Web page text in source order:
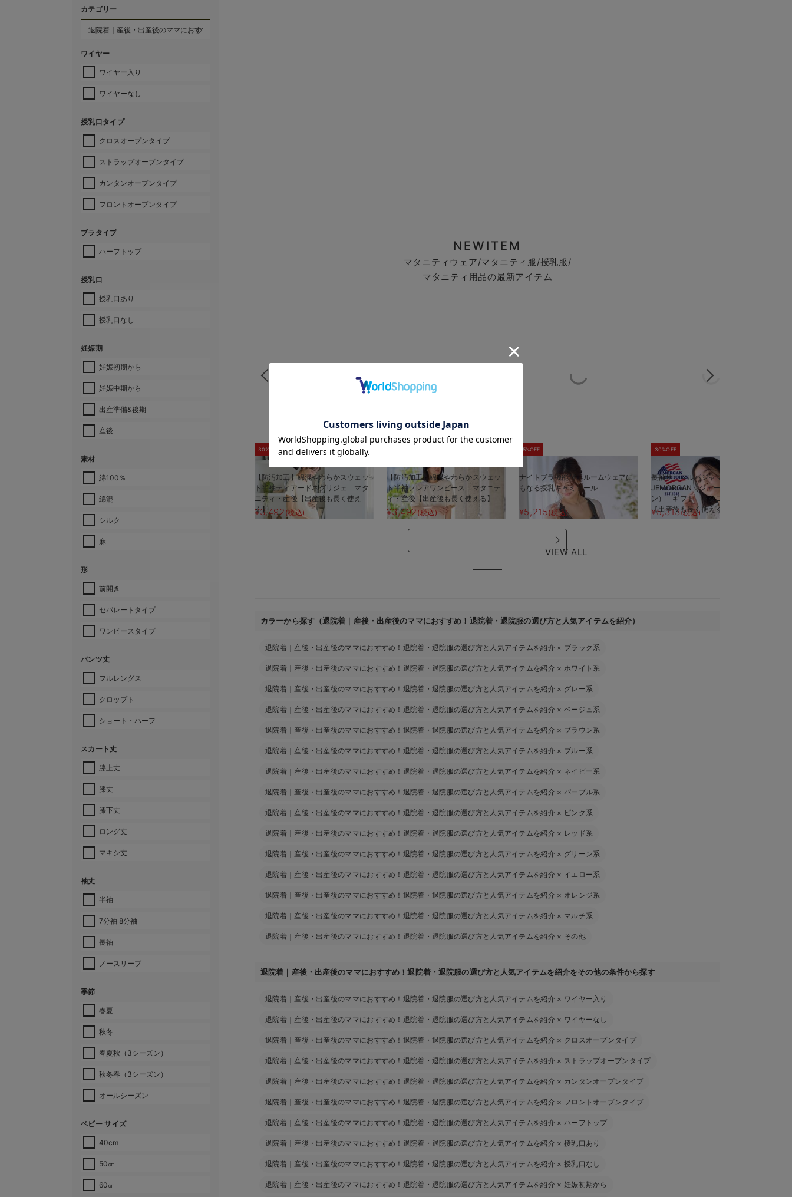
カテゴリー
ワイヤー
ワイヤー入り
ワイヤーなし
授乳口タイプ
クロスオープンタイプ
ストラップオープンタイプ
カンタンオープンタイプ
フロントオープンタイプ
ブラタイプ
ハーフトップ
授乳口
授乳口あり
授乳口なし
妊娠期
妊娠初期から
妊娠中期から
出産準備&後期
産後
素材
綿100％
綿混
シルク
麻
形
前開き
セパレートタイプ
ワンピースタイプ
パンツ丈
フルレングス
クロップト
ショート・ハーフ
スカート丈
膝上丈
膝丈
膝下丈
ロング丈
マキシ丈
袖丈
半袖
7分袖 8分袖
長袖
ノースリーブ
季節
春夏
秋冬
春夏秋（3シーズン）
秋冬春（3シーズン）
オールシーズン
ベビー サイズ
40cm
50㎝
60㎝
NEWITEM
マタニティウェア/マタニティ服/授乳服/
マタニティ用品の最新アイテム
30%OFF
【防汚加工】綿混やわらかスウェッ
ト半袖ティアードネグリジェ マタ
ニティ・産後【出産後も長く使え
る】
¥3,492 (税込)
【防汚加工】綿混やわらかスウェッ
ト半袖フレアワンピース マタニテ
ィ・産後【出産後も長く使える】
¥3,492(税込)
5%OFF
ナイトブラ機能付 ルームウェアに
もなる授乳キャミソール
¥5,215(税込)
30%OFF
長袖サーマルパジャマ3点セット
JEMORGAN（ジェーイーモーガ
ン） ギフト マタニティ・産後
【出産後も長く使える】
¥5,313 (税込)
VIEW ALL
カラーから探す（退院着｜産後・出産後のママにおすすめ！退院着・退院服の選び方と人気アイテムを紹介）
退院着｜産後・出産後のママにおすすめ！退院着・退院服の選び方と人気アイテムを紹介 × ブラック系
退院着｜産後・出産後のママにおすすめ！退院着・退院服の選び方と人気アイテムを紹介 × ホワイト系
退院着｜産後・出産後のママにおすすめ！退院着・退院服の選び方と人気アイテムを紹介 × グレー系
退院着｜産後・出産後のママにおすすめ！退院着・退院服の選び方と人気アイテムを紹介 × ベージュ系
退院着｜産後・出産後のママにおすすめ！退院着・退院服の選び方と人気アイテムを紹介 × ブラウン系
退院着｜産後・出産後のママにおすすめ！退院着・退院服の選び方と人気アイテムを紹介 × ブルー系
退院着｜産後・出産後のママにおすすめ！退院着・退院服の選び方と人気アイテムを紹介 × ネイビー系
退院着｜産後・出産後のママにおすすめ！退院着・退院服の選び方と人気アイテムを紹介 × パープル系
退院着｜産後・出産後のママにおすすめ！退院着・退院服の選び方と人気アイテムを紹介 × ピンク系
退院着｜産後・出産後のママにおすすめ！退院着・退院服の選び方と人気アイテムを紹介 × レッド系
退院着｜産後・出産後のママにおすすめ！退院着・退院服の選び方と人気アイテムを紹介 × グリーン系
退院着｜産後・出産後のママにおすすめ！退院着・退院服の選び方と人気アイテムを紹介 × イエロー系
退院着｜産後・出産後のママにおすすめ！退院着・退院服の選び方と人気アイテムを紹介 × オレンジ系
退院着｜産後・出産後のママにおすすめ！退院着・退院服の選び方と人気アイテムを紹介 × マルチ系
退院着｜産後・出産後のママにおすすめ！退院着・退院服の選び方と人気アイテムを紹介 × その他
退院着｜産後・出産後のママにおすすめ！退院着・退院服の選び方と人気アイテムを紹介をその他の条件から探す
退院着｜産後・出産後のママにおすすめ！退院着・退院服の選び方と人気アイテムを紹介 × ワイヤー入り
退院着｜産後・出産後のママにおすすめ！退院着・退院服の選び方と人気アイテムを紹介 × ワイヤーなし
退院着｜産後・出産後のママにおすすめ！退院着・退院服の選び方と人気アイテムを紹介 × クロスオープンタイプ
退院着｜産後・出産後のママにおすすめ！退院着・退院服の選び方と人気アイテムを紹介 × ストラップオープンタイプ
退院着｜産後・出産後のママにおすすめ！退院着・退院服の選び方と人気アイテムを紹介 × カンタンオープンタイプ
退院着｜産後・出産後のママにおすすめ！退院着・退院服の選び方と人気アイテムを紹介 × フロントオープンタイプ
退院着｜産後・出産後のママにおすすめ！退院着・退院服の選び方と人気アイテムを紹介 × ハーフトップ
退院着｜産後・出産後のママにおすすめ！退院着・退院服の選び方と人気アイテムを紹介 × 授乳口あり
退院着｜産後・出産後のママにおすすめ！退院着・退院服の選び方と人気アイテムを紹介 × 授乳口なし
退院着｜産後・出産後のママにおすすめ！退院着・退院服の選び方と人気アイテムを紹介 × 妊娠初期から
お気に入り商品を確認する